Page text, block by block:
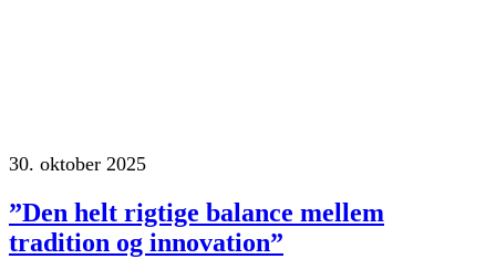
30. oktober 2025
”Den helt rigtige balance mellem
tradition og innovation”